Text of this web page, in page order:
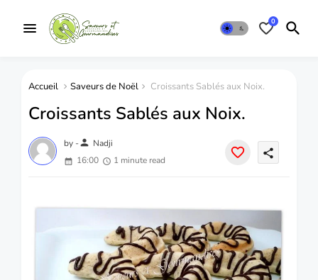
0
Accueil Saveurs de Noël Croissants Sablés aux Noix.
Croissants Sablés aux Noix.
by -person Nadji
16:00
1 minute read
share